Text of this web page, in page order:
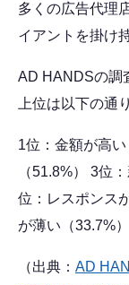
多くの広告代理
イアントを掛け
AD HANDSの調
上位は以下の通
1位：金額が高
（51.8%） 3位
位：レスポンス
が薄い（33.7%）
（出典： AD